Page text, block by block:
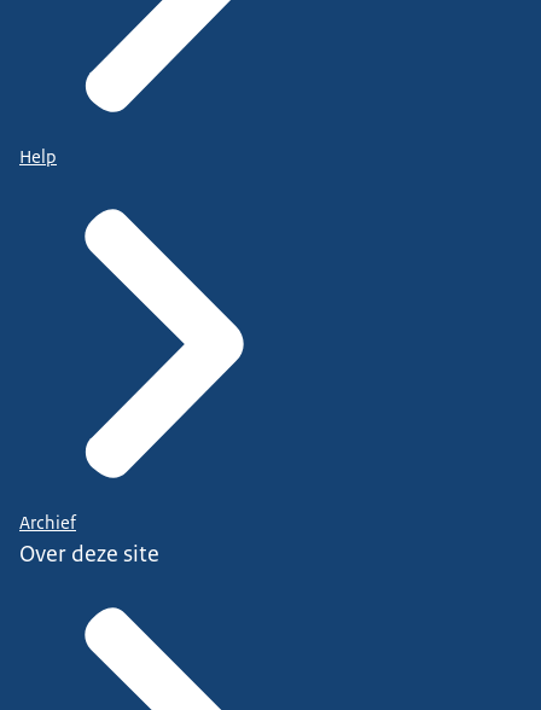
Help
Archief
Over deze site